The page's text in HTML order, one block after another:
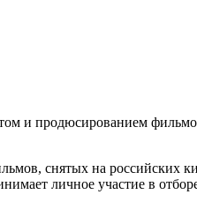
и продюсированием
снятых на
личное участие в